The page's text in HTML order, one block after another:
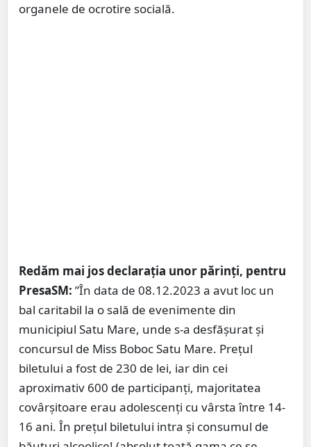
organele de ocrotire socială.
Redăm mai jos declarația unor părinți, pentru
PresaSM: ”În data de 08.12.2023 a avut loc un
bal caritabil la o sală de evenimente din
municipiul Satu Mare, unde s-a desfășurat și
concursul de Miss Boboc Satu Mare. Prețul
biletului a fost de 230 de lei, iar din cei
aproximativ 600 de participanți, majoritatea
covârșitoare erau adolescenți cu vârsta între 14-
16 ani. În prețul biletului intra și consumul de